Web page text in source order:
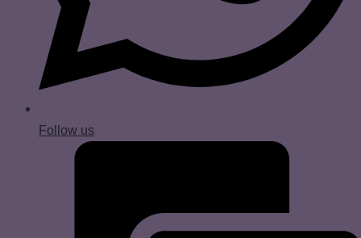
Follow us